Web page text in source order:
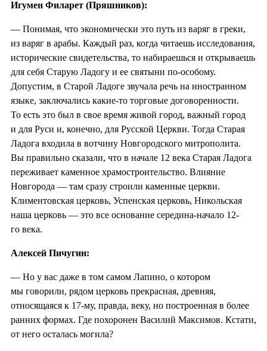
Игумен Филарет (Пряшников):
— Понимая, что экономически это путь из варяг в греки,
из варяг в арабы. Каждый раз, когда читаешь исследования,
исторические свидетельства, то набираешься и открываешь
для себя Старую Ладогу и ее святыни по-особому.
Допустим, в Старой Ладоге звучала речь на иностранном
языке, заключались какие-то торговые договоренности.
То есть это был в свое время живой город, важный город
и для Руси и, конечно, для Русской Церкви. Тогда Старая
Ладога входила в вотчину Новгородского митрополита.
Вы правильно сказали, что в начале 12 века Старая Ладога
переживает каменное храмостроительство. Влияние
Новгорода — там сразу строили каменные церкви.
Климентовская церковь, Успенская церковь, Никольская
наша церковь — это все основание середина-начало 12-
го века.
Алексей Пичугин:
— Но у вас даже в том самом Лапино, о котором
мы говорили, рядом церковь прекрасная, древняя,
относящаяся к 17-му, правда, веку, но построенная в более
ранних формах. Где похоронен Василий Максимов. Кстати,
от него осталась могила?